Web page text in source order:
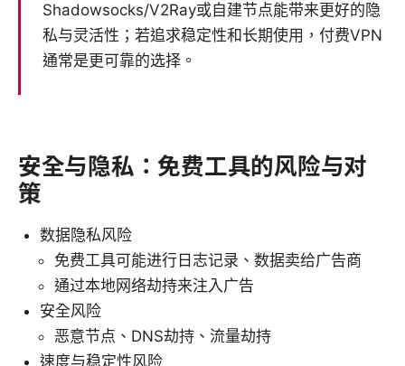
Shadowsocks/V2Ray或自建节点能带来更好的隐
私与灵活性；若追求稳定性和长期使用，付费VPN
通常是更可靠的选择。
安全与隐私：免费工具的风险与对
策
数据隐私风险
免费工具可能进行日志记录、数据卖给广告商
通过本地网络劫持来注入广告
安全风险
恶意节点、DNS劫持、流量劫持
速度与稳定性风险